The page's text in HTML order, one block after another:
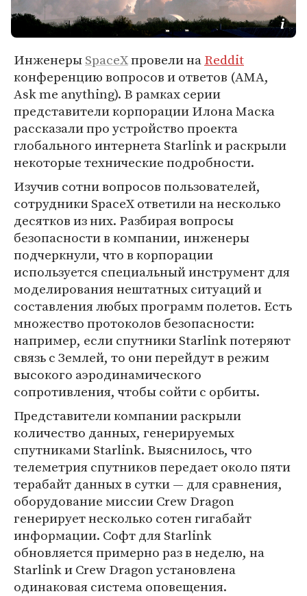
ИнженерыSpaceXпровели наReddit
конференцию вопросов и ответов (AMA,
Ask me anything). В рамках серии
представители корпорации Илона Маска
рассказали про устройство проекта
глобального интернета Starlink и раскрыли
некоторые технические подробности.
Изучив сотни вопросов пользователей,
сотрудники SpaceX ответили на несколько
десятков из них. Разбирая вопросы
безопасности в компании, инженеры
подчеркнули, что в корпорации
используется специальный инструмент для
моделирования нештатных ситуаций и
составления любых программ полетов. Есть
множество протоколов безопасности:
например, если спутники Starlink потеряют
связь с Землей, то они перейдут в режим
высокого аэродинамического
сопротивления, чтобы сойти с орбиты.
Представители компании раскрыли
количество данных, генерируемых
спутниками Starlink. Выяснилось, что
телеметрия спутников передает около пяти
терабайт данных в сутки — для сравнения,
оборудование миссии Crew Dragon
генерирует несколько сотен гигабайт
информации. Софт для Starlink
обновляется примерно раз в неделю, на
Starlink и Crew Dragon установлена
одинаковая система оповещения.